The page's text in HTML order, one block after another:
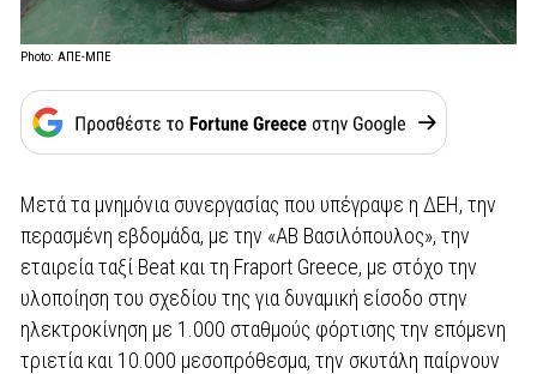
Photo: ΑΠΕ-ΜΠΕ
Μετά τα μνημόνια συνεργασίας που υπέγραψε η ΔΕΗ, την
περασμένη εβδομάδα, με την «ΑΒ Βασιλόπουλος», την
εταιρεία ταξί Beat και τη Fraport Greece, με στόχο την
υλοποίηση του σχεδίου της για δυναμική είσοδο στην
ηλεκτροκίνηση με 1.000 σταθμούς φόρτισης την επόμενη
τριετία και 10.000 μεσοπρόθεσμα, την σκυτάλη παίρνουν